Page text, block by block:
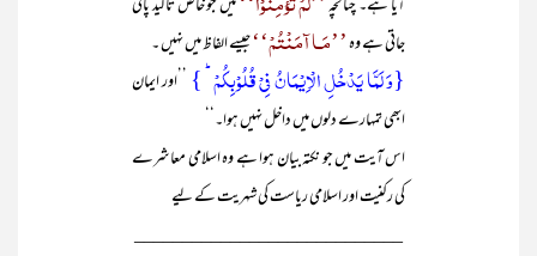
آیا ہے۔ چنانچہ
میں جو خاص تاکید پائی
جاتی ہے وہ’’مَـا آمَنْتُمْ‘‘جیسے الفاظ میں نہیں ۔
{وَ لَمَّا یَدۡخُلِ الۡاِیۡمَانُ فِیۡ قُلُوۡبِکُمۡ ؕ } ’’اور ایمان
ابھی تمہارے دلوں میں داخل نہیں ہوا۔‘‘
اس آیت میں جو نکتہ بیان ہوا ہے وہ اسلامی معاشرے
کی رکنیت اور اسلامی ریاست کی شہریت کے لیے
____________________________